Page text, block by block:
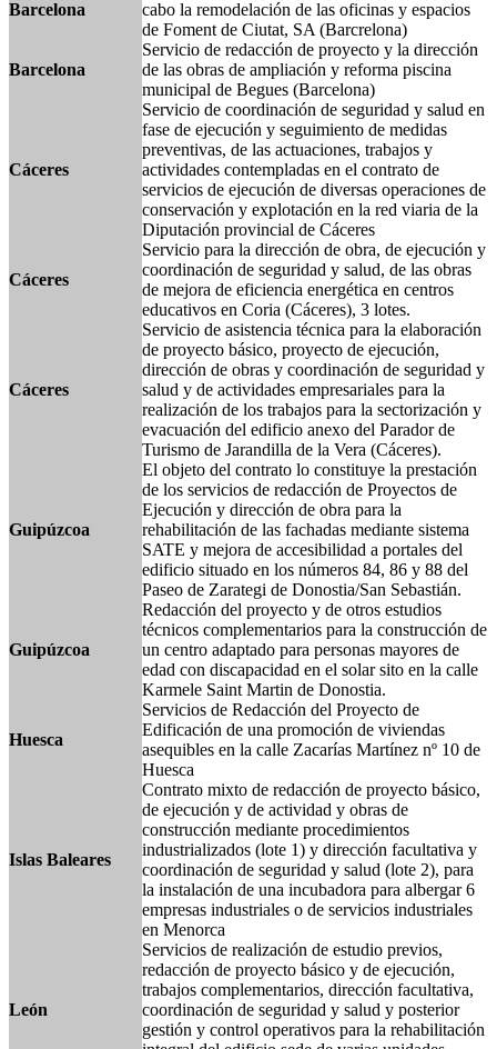
Barcelona
cabo la remodelación de las oficinas y espacios
de Foment de Ciutat, SA (Barcrelona)
Barcelona
Servicio de redacción de proyecto y la dirección
de las obras de ampliación y reforma piscina
municipal de Begues (Barcelona)
Cáceres
Servicio de coordinación de seguridad y salud en
fase de ejecución y seguimiento de medidas
preventivas, de las actuaciones, trabajos y
actividades contempladas en el contrato de
servicios de ejecución de diversas operaciones de
conservación y explotación en la red viaria de la
Diputación provincial de Cáceres
Cáceres
Servicio para la dirección de obra, de ejecución y
coordinación de seguridad y salud, de las obras
de mejora de eficiencia energética en centros
educativos en Coria (Cáceres), 3 lotes.
Cáceres
Servicio de asistencia técnica para la elaboración
de proyecto básico, proyecto de ejecución,
dirección de obras y coordinación de seguridad y
salud y de actividades empresariales para la
realización de los trabajos para la sectorización y
evacuación del edificio anexo del Parador de
Turismo de Jarandilla de la Vera (Cáceres).
Guipúzcoa
El objeto del contrato lo constituye la prestación
de los servicios de redacción de Proyectos de
Ejecución y dirección de obra para la
rehabilitación de las fachadas mediante sistema
SATE y mejora de accesibilidad a portales del
edificio situado en los números 84, 86 y 88 del
Paseo de Zarategi de Donostia/San Sebastián.
Guipúzcoa
Redacción del proyecto y de otros estudios
técnicos complementarios para la construcción de
un centro adaptado para personas mayores de
edad con discapacidad en el solar sito en la calle
Karmele Saint Martin de Donostia.
Huesca
Servicios de Redacción del Proyecto de
Edificación de una promoción de viviendas
asequibles en la calle Zacarías Martínez nº 10 de
Huesca
Islas Baleares
Contrato mixto de redacción de proyecto básico,
de ejecución y de actividad y obras de
construcción mediante procedimientos
industrializados (lote 1) y dirección facultativa y
coordinación de seguridad y salud (lote 2), para
la instalación de una incubadora para albergar 6
empresas industriales o de servicios industriales
en Menorca
León
Servicios de realización de estudio previos,
redacción de proyecto básico y de ejecución,
trabajos complementarios, dirección facultativa,
coordinación de seguridad y salud y posterior
gestión y control operativos para la rehabilitación